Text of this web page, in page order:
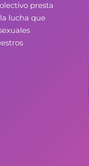
presta
lucha que